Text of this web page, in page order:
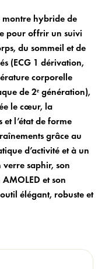
montre hybride de
pour offrir un suivi
du sommeil et de
(ECG 1 dérivation,
corporelle
de 2ᵉ génération),
le cœur, la
l’état de forme
grâce au
d’activité et à un
saphir, son
et son
élégant, robuste et
×
×
×
produits dans votre liste
Login